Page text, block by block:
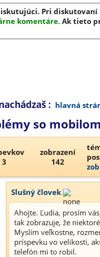
Pri diskutovaní
komentáre.Ak tieto
: hlavná
so
3
zobrazení
142
Slušný človek
Ahojte. Ľudia, prosím
tak zobrazuje, že
Myslím veľkostne,
príspevku vo velikosti,
telefón mi to robil.